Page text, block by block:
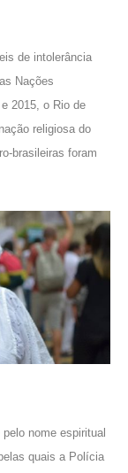
de intolerância
Nações
2015, o Rio de
religiosa do
brasileiras foram
nome espiritual
quais a Polícia